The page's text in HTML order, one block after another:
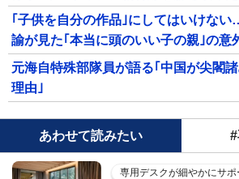
｢子供を自分の作品｣にしてはいけな
諭が見た｢本当に頭のいい子の親｣の意
元海自特殊部隊員が語る｢中国が尖閣
理由｣
あわせて読みたい
専用デスクが細やかにサポ